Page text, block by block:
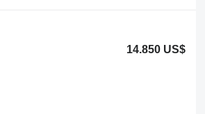
14.850 US$